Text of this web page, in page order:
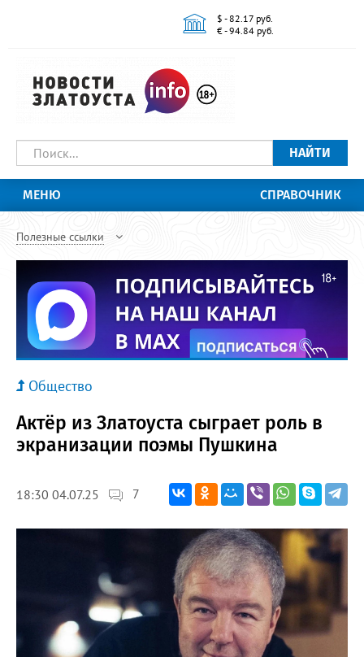
$ - 82.17 руб.
€ - 94.84 руб.
НАЙТИ
МЕНЮ СПРАВОЧНИК
Полезные ссылки
Общество
Актёр из Златоуста сыграет роль в
экранизации поэмы Пушкина
18:30 04.07.25 7